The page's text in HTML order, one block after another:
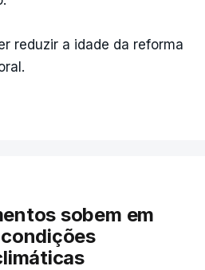
reduzir a idade da reforma
sobem em